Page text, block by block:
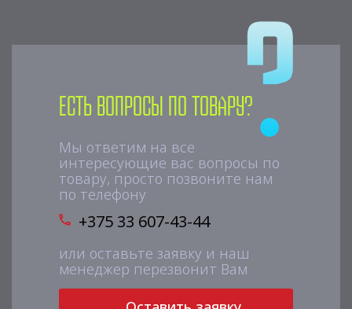
Есть вопросы по товару?
Мы ответим на все
интересующие вас вопросы по
товару, просто позвоните нам
по телефону
+375 33 607-43-44
или оставьте заявку и наш
менеджер перезвонит Вам